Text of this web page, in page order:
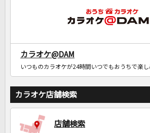
カラオケ@DAM
いつものカラオケが24時間いつでもおうちで楽し
カラオケ店舗検索
店舗検索